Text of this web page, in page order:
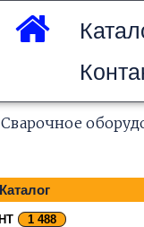
Сварочное
Каталог
1 488